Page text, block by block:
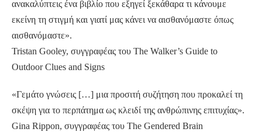
ανακαλύπτεις ένα βιβλίο που εξηγεί ξεκάθαρα τι κάνουμε
εκείνη τη στιγμή και γιατί μας κάνει να αισθανόμαστε όπως
αισθανόμαστε».
Tristan Gooley, συγγραφέας του The Walker’s Guide to
Outdoor Clues and Signs
«Γεμάτο γνώσεις […] μια προσιτή συζήτηση που προκαλεί τη
σκέψη για το περπάτημα ως κλειδί της ανθρώπινης επιτυχίας».
Gina Rippon, συγγραφέας του The Gendered Brain